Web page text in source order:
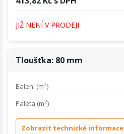
JIŽ NENÍ V PRODEJI
Tloušťka: 80 mm
Balení (m2)
Paleta (m2)
Zobrazit technické informace